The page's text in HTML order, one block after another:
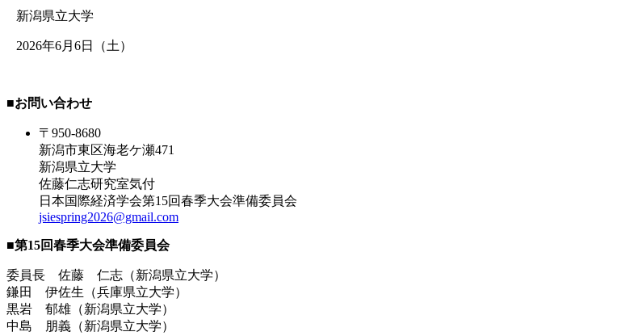
新潟県立大学
2026年6月6日（土）
■お問い合わせ
〒950-8680
新潟市東区海老ケ瀬471
新潟県立大学
佐藤仁志研究室気付
日本国際経済学会第15回春季大会準備委員会
jsiespring2026@gmail.com
■第15回春季大会準備委員会
委員長 佐藤 仁志（新潟県立大学）
鎌田 伊佐生（兵庫県立大学）
黒岩 郁雄（新潟県立大学）
中島 朋義（新潟県立大学）